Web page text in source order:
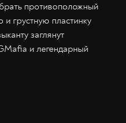
противоположный
грустную пластинку
заглянут
и легендарный